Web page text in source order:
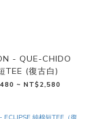
- QUE-CHIDO
TEE (復古白)
~ NT$2,580